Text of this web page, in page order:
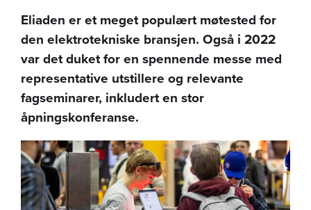
Eliaden er et meget populært møtested for
den elektrotekniske bransjen. Også i 2022
var det duket for en spennende messe med
representative utstillere og relevante
fagseminarer, inkludert en stor
åpningskonferanse.